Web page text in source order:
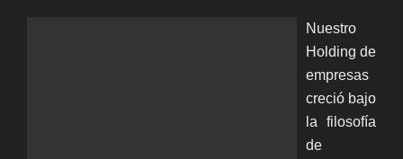
Nuestro
Holding de
empresas
creció bajo
la filosofía
de